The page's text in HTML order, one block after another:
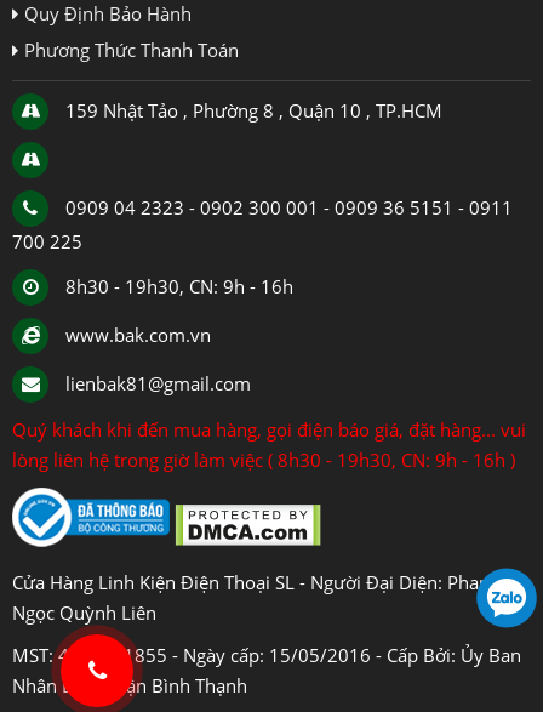
Quy Định Bảo Hành
Phương Thức Thanh Toán
159 Nhật Tảo , Phường 8 , Quận 10 , TP.HCM
0909 04 2323 - 0902 300 001 - 0909 36 5151 - 0911
700 225
8h30 - 19h30, CN: 9h - 16h
www.bak.com.vn
lienbak81@gmail.com
Quý khách khi đến mua hàng, gọi điện báo giá, đặt hàng... vui
lòng liên hệ trong giờ làm việc ( 8h30 - 19h30, CN: 9h - 16h )
Cửa Hàng Linh Kiện Điện Thoại SL - Người Đại Diện: Phan
Ngọc Quỳnh Liên
MST: 4108031855 - Ngày cấp: 15/05/2016 - Cấp Bởi: Ủy Ban
Nhân Dân Quận Bình Thạnh